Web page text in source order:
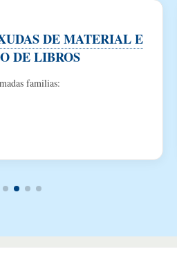
DE MATERIAL E
DE LIBROS
familias: